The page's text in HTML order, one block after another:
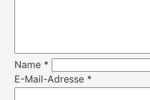
Name *
E-Mail-Adresse *